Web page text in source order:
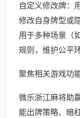
自定义修改牌：
修改自身牌型或
用于多种场景（
规则，维护公平环
聚焦相关游戏功
微乐浙江麻将助
能出牌策略、暗